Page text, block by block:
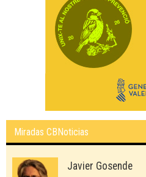
Miradas CBNoticias
Javier Gosende